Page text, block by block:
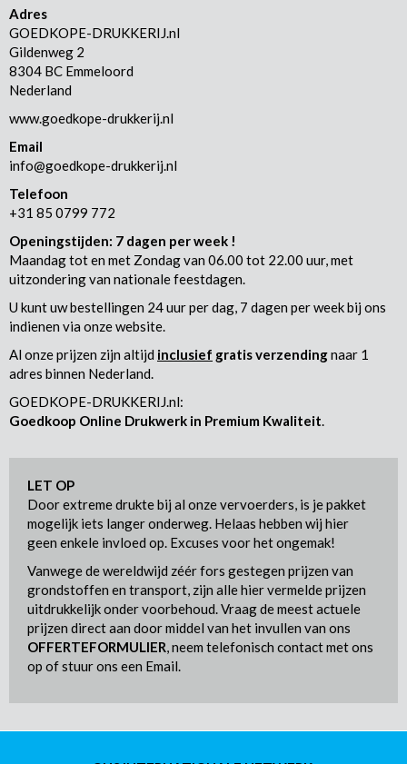
Adres
GOEDKOPE-DRUKKERIJ.nl
Gildenweg 2
8304 BC Emmeloord
Nederland
www.goedkope-drukkerij.nl
Email
info@goedkope-drukkerij.nl
Telefoon
+31 85 0799 772
Openingstijden: 7 dagen per week !
Maandag tot en met Zondag van 06.00 tot 22.00 uur, met
uitzondering van nationale feestdagen.
U kunt uw bestellingen 24 uur per dag, 7 dagen per week bij ons
indienen via onze website.
Al onze prijzen zijn altijd inclusief gratis verzendingnaar 1
adres binnen Nederland.
GOEDKOPE-DRUKKERIJ.nl:
Goedkoop Online Drukwerk in Premium Kwaliteit.
LET OP
Door extreme drukte bij al onze vervoerders, is je pakket
mogelijk iets langer onderweg. Helaas hebben wij hier
geen enkele invloed op. Excuses voor het ongemak!
Vanwege de wereldwijd zéér fors gestegen prijzen van
grondstoffen en transport, zijn alle hier vermelde prijzen
uitdrukkelijk onder voorbehoud. Vraag de meest actuele
prijzen direct aan door middel van het invullen van ons
OFFERTEFORMULIER, neem telefonisch contact met ons
op of stuur ons een Email.